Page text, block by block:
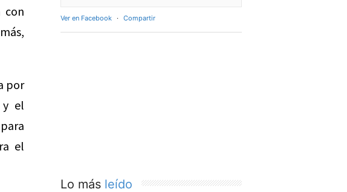
con
por
y el
el
Ver en Facebook · Compartir
Lo más leído